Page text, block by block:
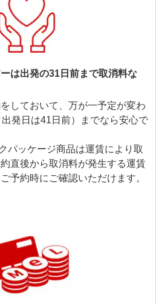
は出発の31日前まで取消料な
しておいて、万が一予定が変わ
発日は41日前）までなら安心で
パッケージ商品は運賃により取
直後から取消料が発生する運賃
予約時にご確認いただけます。